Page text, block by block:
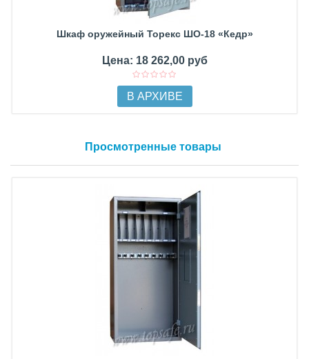
Шкаф оружейный Торекс ШО-18 «Кедр»
Цена: 18 262,00 руб
В АРХИВЕ
Просмотренные товары